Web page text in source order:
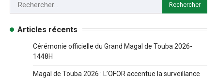
Articles récents
Cérémonie officielle du Grand Magal de Touba 2026-
1448H
Magal de Touba 2026 : L’OFOR accentue la surveillance